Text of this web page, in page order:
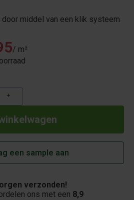
middel van een klik systeem
/ m²
+
een sample aan
verzonden!
ons met een 8,9